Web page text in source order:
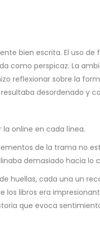
bien escrita. El uso de
como perspicaz. La
reflexionar sobre la
desordenado y
online en cada línea.
de la trama no
demasiado hacia lo
huellas, cada una un
los libros era
que evoca